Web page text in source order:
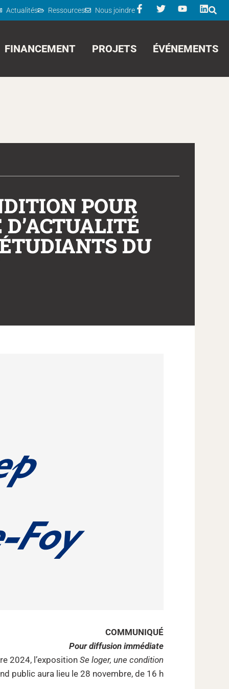
Actualités Ressources Nous joindre
FINANCEMENT PROJETS ÉVÉNEMENTS
POUR
DU
COMMUNIQUÉ
Pour diffusion immédiate
2024, l’expositionSe loger, une condition
public aura lieu le 28 novembre, de 16 h